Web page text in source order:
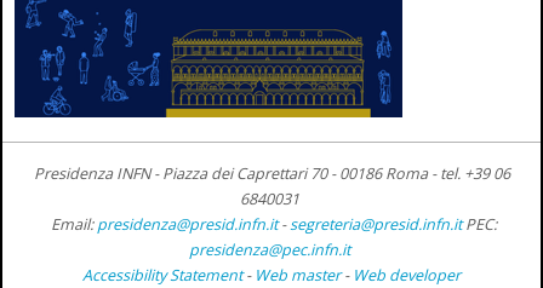
Presidenza INFN - Piazza dei Caprettari 70 - 00186 Roma -tel. +39 06
6840031
Email:presidenza@presid.infn.it-segreteria@presid.infn.it PEC:
presidenza@pec.infn.it
Accessibility Statement- Web master- Web developer